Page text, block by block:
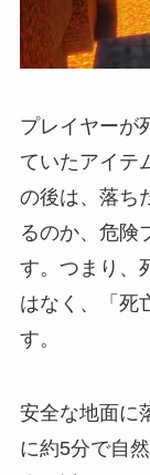
プレイヤーが
ていたアイテ
の後は、落ち
るのか、危険
す。つまり、
はなく、「死
す。
安全な地面に
に約5分で自